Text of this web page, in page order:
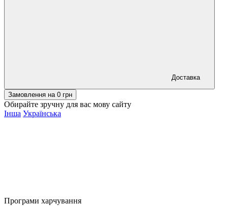
Доставка
Замовлення на 0 грн
Обирайте зручну для вас мову сайту
Інша Українська
Програми харчування